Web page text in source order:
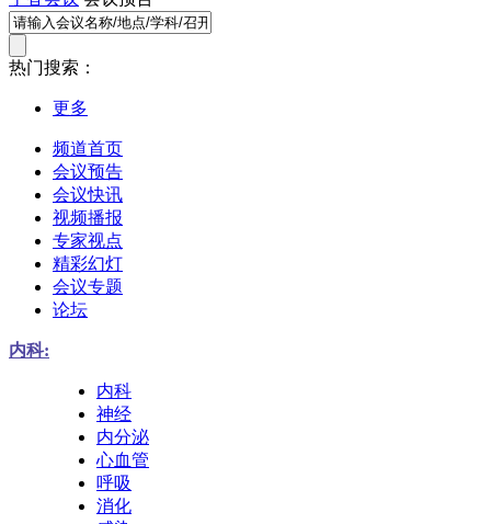
热门搜索：
更多
频道首页
会议预告
会议快讯
视频播报
专家视点
精彩幻灯
会议专题
论坛
内科:
内科
神经
内分泌
心血管
呼吸
消化